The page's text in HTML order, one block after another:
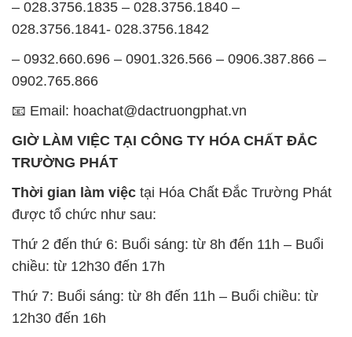
📧 Email: hoachat@dactruongphat.vn
TRƯỜNG PHÁT
được tổ chức như sau:
Thứ 2 đến thứ 6: Buổi sáng: từ 8h đến 11h – Buổi
chiều: từ 12h30 đến 17h
Thứ 7: Buổi sáng: từ 8h đến 11h – Buổi chiều: từ
12h30 đến 16h
Chủ nhật: Nghỉ chủ nhật hàng tuần
thủ giờ làm việc để đảm bảo sự hỗ trợ tốt nhất cho
khách hàng và đảm bảo hiệu suất công việc cao